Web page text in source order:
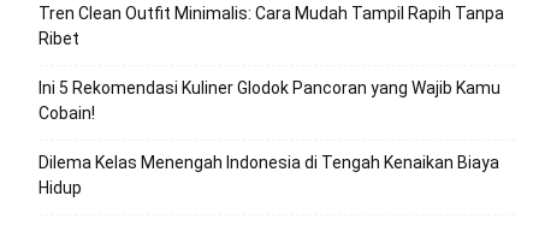
Tren Clean Outfit Minimalis: Cara Mudah Tampil Rapih Tanpa
Ribet
Ini 5 Rekomendasi Kuliner Glodok Pancoran yang Wajib Kamu
Cobain!
Dilema Kelas Menengah Indonesia di Tengah Kenaikan Biaya
Hidup